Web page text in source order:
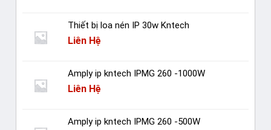
Thiết bị loa nén IP 30w Kntech
Liên Hệ
Amply ip kntech IPMG 260 -1000W
Liên Hệ
Amply ip kntech IPMG 260 -500W